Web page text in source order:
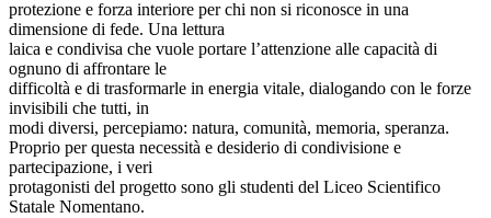
protezione e forza interiore per chi non si riconosce in una
dimensione di fede. Una lettura
laica e condivisa che vuole portare l’attenzione alle capacità di
ognuno di affrontare le
difficoltà e di trasformarle in energia vitale, dialogando con le forze
invisibili che tutti, in
modi diversi, percepiamo: natura, comunità, memoria, speranza.
Proprio per questa necessità e desiderio di condivisione e
partecipazione, i veri
protagonisti del progetto sono gli studenti del Liceo Scientifico
Statale Nomentano.